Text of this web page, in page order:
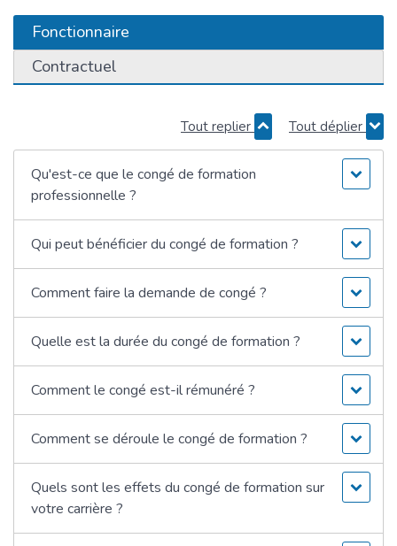
Fonctionnaire
Contractuel
Tout replier Tout déplier
Qu'est-ce que le congé de formation
professionnelle ?
Qui peut bénéficier du congé de formation ?
Comment faire la demande de congé ?
Quelle est la durée du congé de formation ?
Comment le congé est-il rémunéré ?
Comment se déroule le congé de formation ?
Quels sont les effets du congé de formation sur
votre carrière ?